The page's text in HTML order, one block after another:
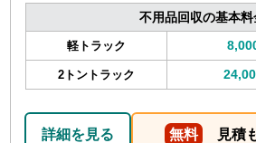
不用品回収の基本料
軽トラック
2トントラック
詳細を見る 無料 見積